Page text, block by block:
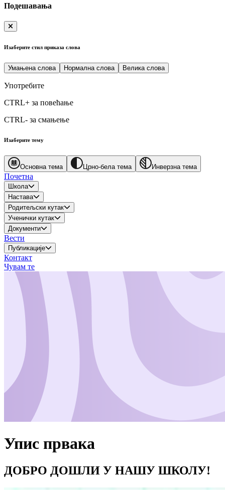
Подешавања
Изаберите стил приказа слова
Умањена слова Нормална слова Велика слова
Употребите
CTRL+ за повећање
CTRL- за смањење
Изаберите тему
Основна тема Црно-бела тема Инверзна тема
Почетна
Школа
Настава
Родитељски кутак
Ученички кутак
Документи
Вести
Публикације
Контакт
Чувам те
Упис првака
ДОБРО ДОШЛИ У НАШУ ШКОЛУ!